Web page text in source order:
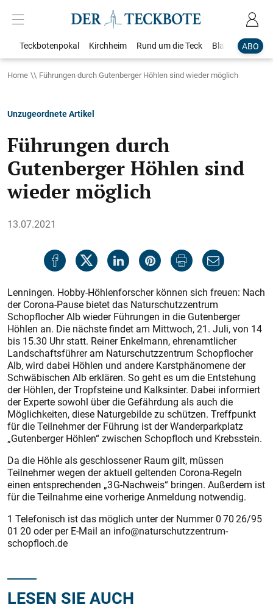
ABO
Teckbotenpokal Kirchheim Rund um die Teck Blaulicht
Home Führungen durch Gutenberger Höhlen sind wieder möglich
Unzugeordnete Artikel
Führungen durch
Gutenberger Höhlen sind
wieder möglich
13.07.2021
Lenningen. Hobby-Höhlenforscher können sich freuen: Nach
der Corona-Pause bietet das Naturschutzzentrum
Schopflocher Alb wieder Führungen in die Gutenberger
Höhlen an. Die nächste findet am Mittwoch, 21. Juli, von 14
bis 15.30 Uhr statt. Reiner Enkelmann, ehrenamtlicher
Landschaftsführer am Naturschutzzentrum Schopflocher
Alb, wird dabei Höhlen und andere Karstphänomene der
Schwäbischen Alb erklären. So geht es um die Entstehung
der Höhlen, der Tropfsteine und Kalksinter. Dabei informiert
der Experte sowohl über die Gefährdung als auch die
Möglichkeiten, diese Naturgebilde zu schützen. Treffpunkt
für die Teilnehmer der Führung ist der Wanderparkplatz
„Gutenberger Höhlen“ zwischen Schopfloch und Krebsstein.
Da die Höhle als geschlossener Raum gilt, müssen
Teilnehmer wegen der aktuell geltenden Corona-Regeln
einen entsprechenden „3 G-Nachweis“ bringen. Außerdem ist
für die Teilnahme eine vorherige Anmeldung notwendig.
1 Telefonisch ist das möglich unter der Nummer 0 70 26/95
01 20 oder per E-Mail an info@naturschutzzentrum-
schopfloch.de
LESEN SIE AUCH